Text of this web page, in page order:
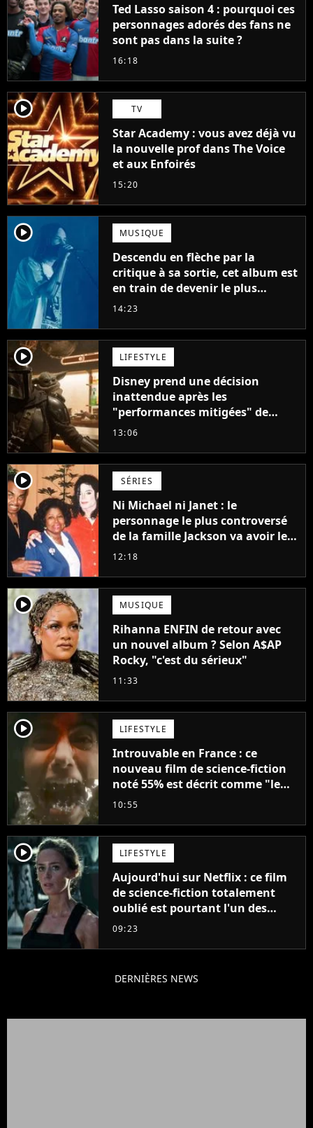
Ted Lasso saison 4 : pourquoi ces
personnages adorés des fans ne
sont pas dans la suite ?
16:18
player2 TV
Star Academy : vous avez déjà vu
la nouvelle prof dans The Voice
et aux Enfoirés
15:20
player2 MUSIQUE
Descendu en flèche par la
critique à sa sortie, cet album est
en train de devenir le plus
populaire de son auteur
14:23
player2 LIFESTYLE
Disney prend une décision
inattendue après les
"performances mitigées" de
Vaiana et The Mandalorian &
13:06
player2 SÉRIES
Ni Michael ni Janet : le
personnage le plus controversé
de la famille Jackson va avoir le
droit à sa propre série
12:18
player2 MUSIQUE
Rihanna ENFIN de retour avec
un nouvel album ? Selon A$AP
Rocky, "c'est du sérieux"
11:33
player2 LIFESTYLE
Introuvable en France : ce
nouveau film de science-fiction
noté 55% est décrit comme "le
plus stupide de l'année"
10:55
player2 LIFESTYLE
Aujourd'hui sur Netflix : ce film
de science-fiction totalement
oublié est pourtant l'un des
meilleurs des années 2010
09:23
DERNIÈRES NEWS